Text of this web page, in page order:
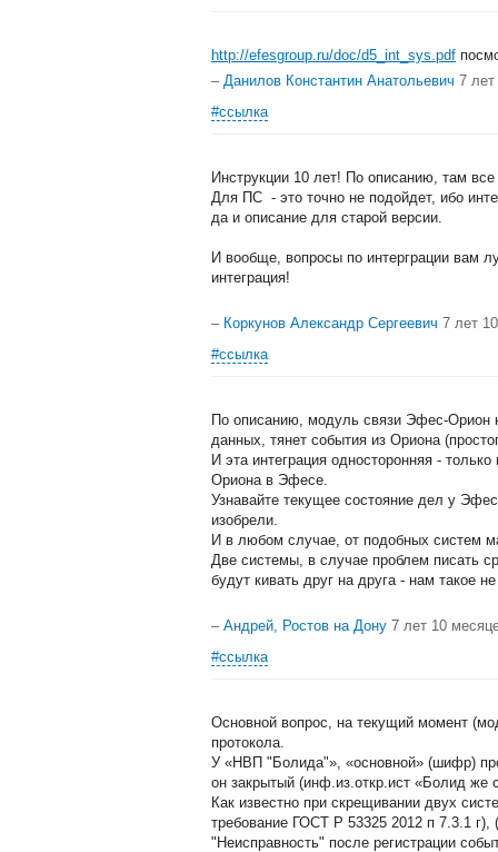
http://efesgroup.ru/doc/d5_int_sys.pdf
– Данилов Константин Анатольевич 7
#ссылка
Инструкции 10 лет! По описанию, там все
Для ПС - это точно не подойдет, ибо
да и описание для старой версии.
И вообще, вопросы по интерграции вам
интеграция!
– Коркунов Александр Сергеевич 7 лет
#ссылка
По описанию, модуль связи Эфес-Орион
данных, тянет события из Ориона
И эта интеграция односторонняя -
Ориона в Эфесе.
Узнавайте текущее состояние дел у
изобрели.
И в любом случае, от подобных систем
Две системы, в случае проблем писать
будут кивать друг на друга - нам такое
– Андрей, Ростов на Дону 7 лет 10
#ссылка
Основной вопрос, на текущий момент
протокола.
У «НВП "Болида"», «основной» (шифр)
он закрытый (инф.из.откр.ист «Болид же
Как известно при скрещивании двух
требование ГОСТ Р 53325 2012 п 7.3.1
"Неисправность" после регистрации